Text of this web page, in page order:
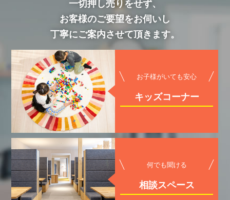
一切押し売りをせず、
お客様のご要望をお伺いし
丁寧にご案内させて頂きます。
お子様がいても安心
キッズコーナー
何でも聞ける
相談スペース